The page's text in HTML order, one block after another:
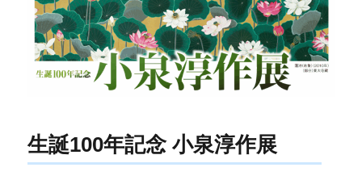
生誕100年記念 小泉淳作展